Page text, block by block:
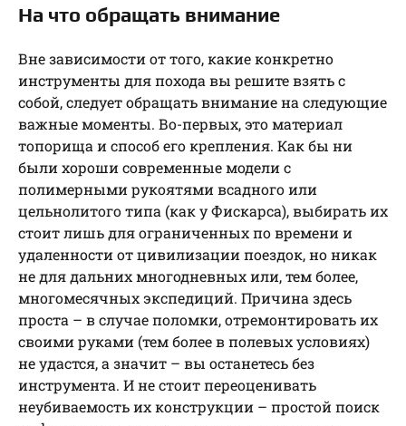
На что обращать внимание
Вне зависимости от того, какие конкретно
инструменты для похода вы решите взять с
собой, следует обращать внимание на следующие
важные моменты. Во-первых, это материал
топорища и способ его крепления. Как бы ни
были хороши современные модели с
полимерными рукоятями всадного или
цельнолитого типа (как у Фискарса), выбирать их
стоит лишь для ограниченных по времени и
удаленности от цивилизации поездок, но никак
не для дальних многодневных или, тем более,
многомесячных экспедиций. Причина здесь
проста – в случае поломки, отремонтировать их
своими руками (тем более в полевых условиях)
не удастся, а значит – вы останетесь без
инструмента. И не стоит переоценивать
неубиваемость их конструкции – простой поиск